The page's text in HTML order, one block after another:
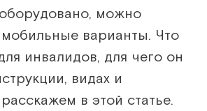
можно
мобильные варианты. Что
инвалидов, для чего он
видах и
в этой статье.